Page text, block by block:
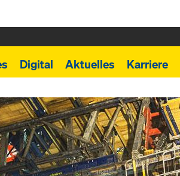
Digital Aktuelles Karriere